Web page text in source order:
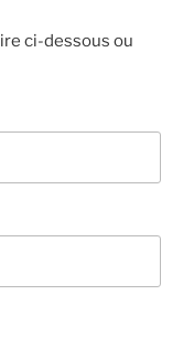
ci-dessous ou